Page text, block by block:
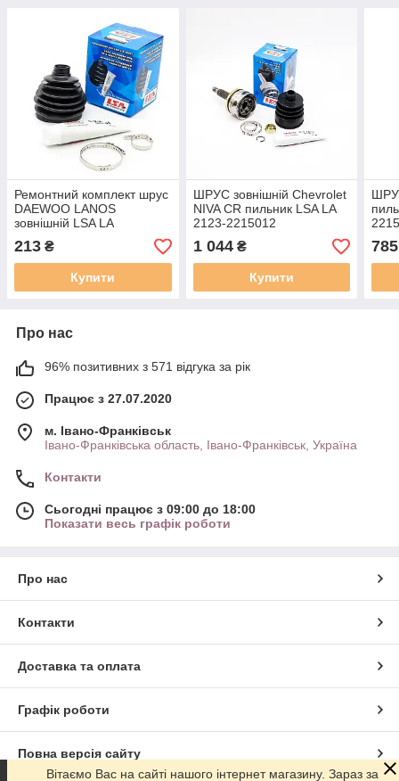
Ремонтний комплект шрус
DAEWOO LANOS
зовнішній LSA LA
96243578
213 ₴
Купити
ШРУС зовнішній Chevrolet
NIVA CR пильник LSA LA
2123-2215012
1 044₴
Купити
785
Про нас
96% позитивних з 571 відгука за рік
Працює з 27.07.2020
м. Івано-Франківськ
Івано-Франківська область, Івано-Франківськ, Україна
Контакти
Сьогодні працює з 09:00 до 18:00
Показати весь графік роботи
Про нас
Контакти
Доставка та оплата
Графік роботи
Повна версія сайту
Вітаємо Вас на сайті нашого інтернет магазину. Зараз за